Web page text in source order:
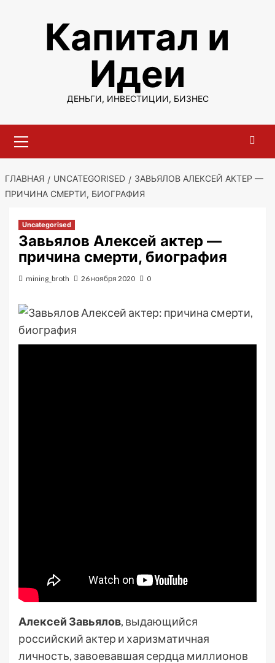
содержимомуКапитал и
Идеи
ДЕНЬГИ, ИНВЕСТИЦИИ, БИЗНЕС
меню
ГЛАВНАЯ UNCATEGORISED
ЗАВЬЯЛОВ АЛЕКСЕЙ АКТЕР —
ПРИЧИНА СМЕРТИ, БИОГРАФИЯ
Uncategorised
Завьялов Алексей актер —
причина смерти, биография
mining_broth 26 ноября 2020 0
Алексей Завьялов, выдающийся
российский актер и харизматичная
личность, завоевавшая сердца миллионов